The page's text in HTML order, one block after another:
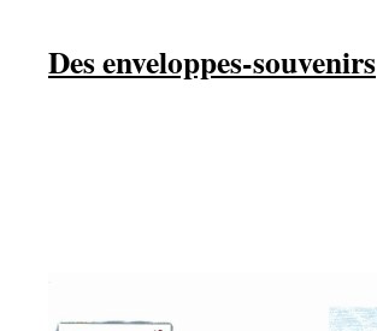
Des enveloppes-souvenirs